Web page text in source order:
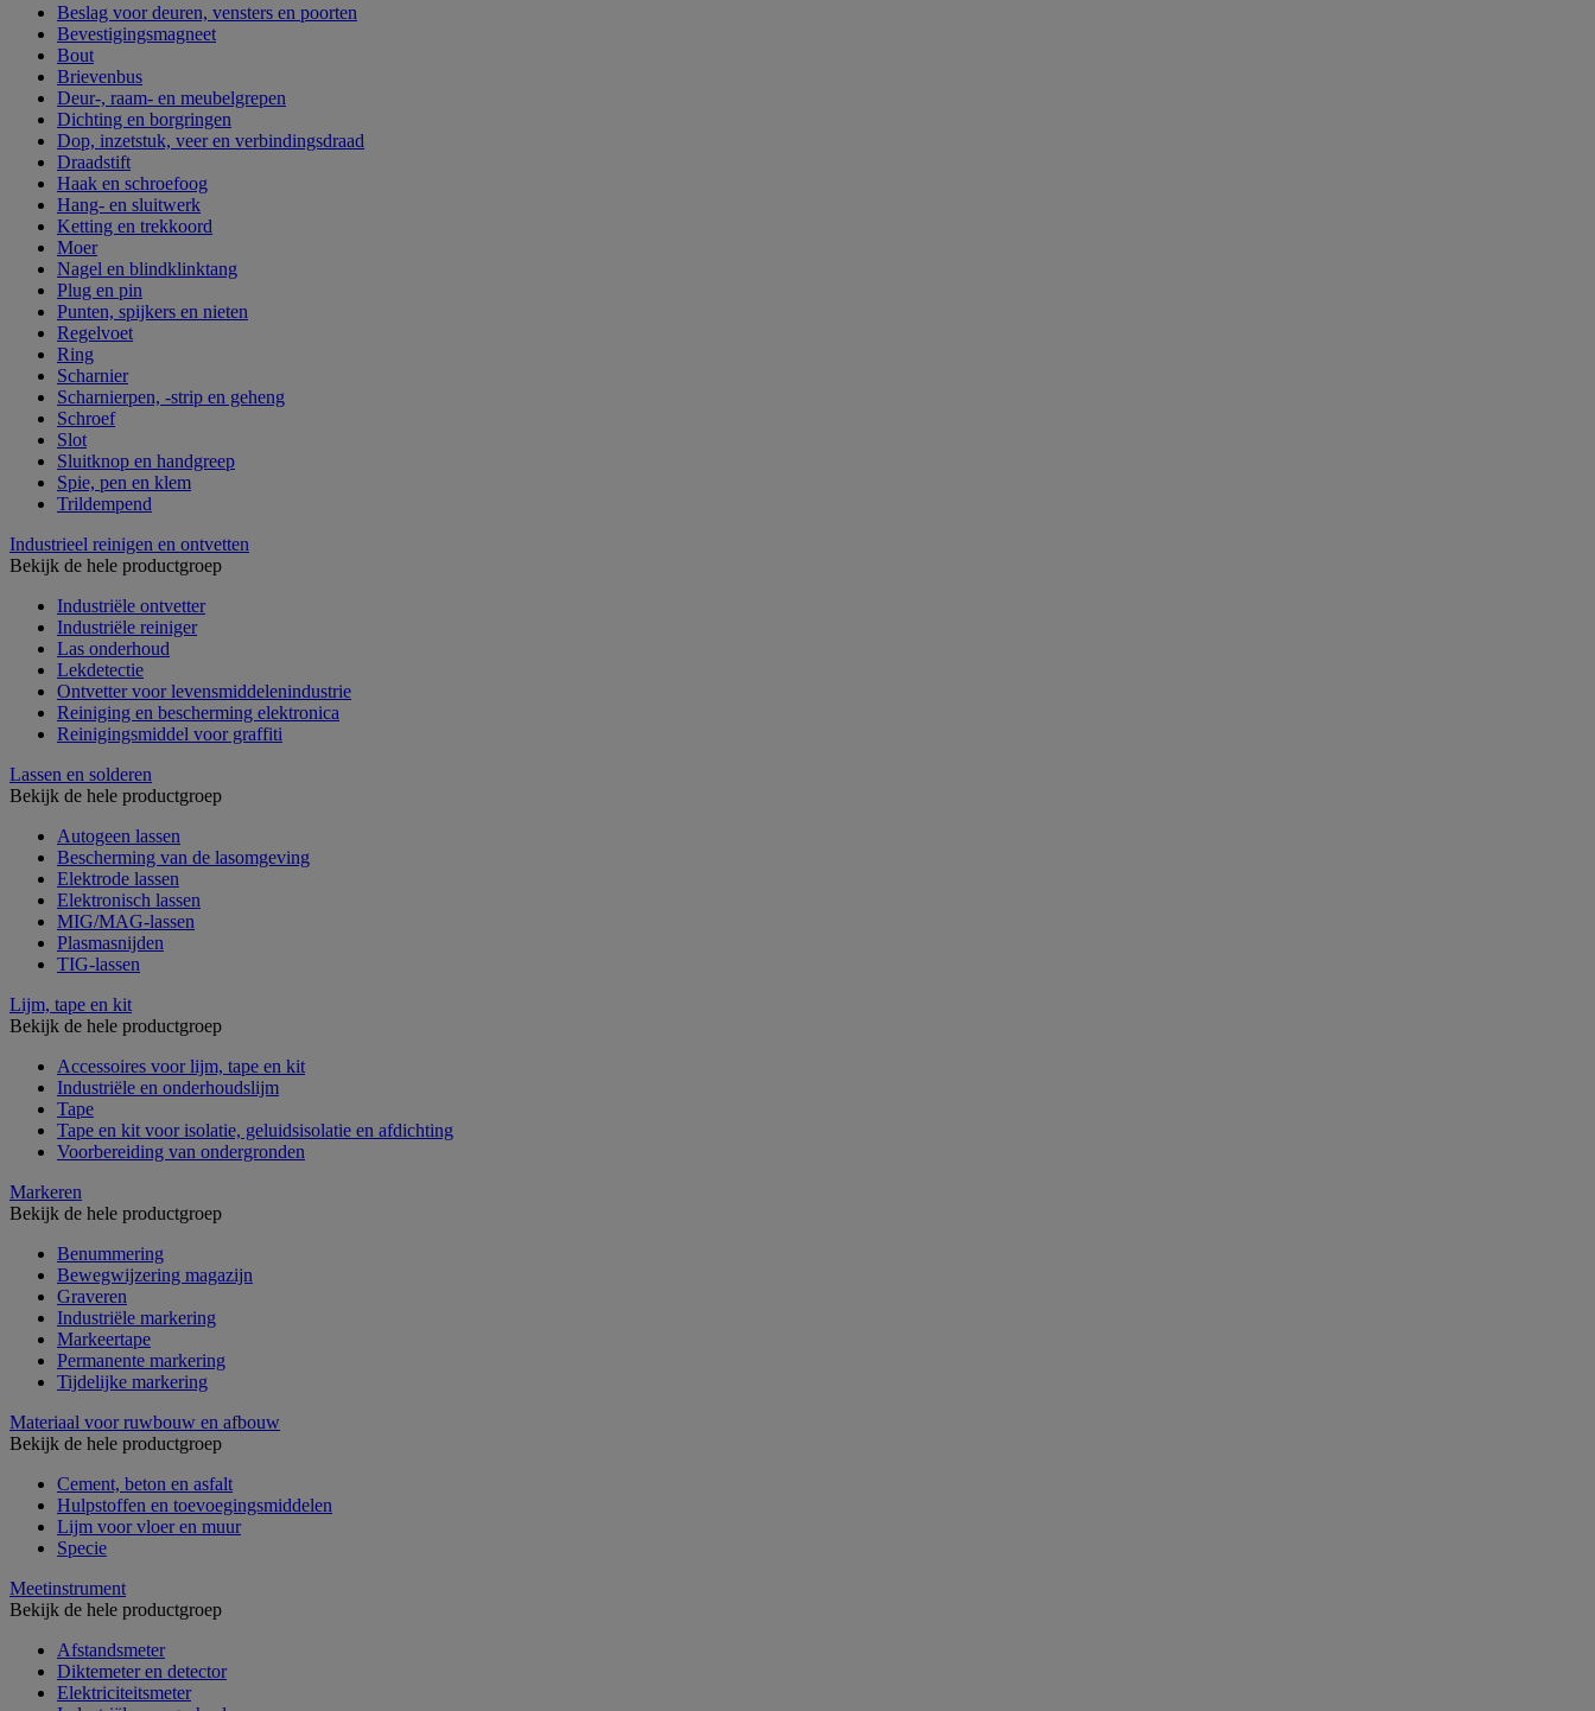
Beslag voor deuren, vensters en poorten
Bevestigingsmagneet
Bout
Brievenbus
Deur-, raam- en meubelgrepen
Dichting en borgringen
Dop, inzetstuk, veer en verbindingsdraad
Draadstift
Haak en schroefoog
Hang- en sluitwerk
Ketting en trekkoord
Moer
Nagel en blindklinktang
Plug en pin
Punten, spijkers en nieten
Regelvoet
Ring
Scharnier
Scharnierpen, -strip en geheng
Schroef
Slot
Sluitknop en handgreep
Spie, pen en klem
Trildempend
Industrieel reinigen en ontvetten
Bekijk de hele productgroep
Industriële ontvetter
Industriële reiniger
Las onderhoud
Lekdetectie
Ontvetter voor levensmiddelenindustrie
Reiniging en bescherming elektronica
Reinigingsmiddel voor graffiti
Lassen en solderen
Bekijk de hele productgroep
Autogeen lassen
Bescherming van de lasomgeving
Elektrode lassen
Elektronisch lassen
MIG/MAG-lassen
Plasmasnijden
TIG-lassen
Lijm, tape en kit
Bekijk de hele productgroep
Accessoires voor lijm, tape en kit
Industriële en onderhoudslijm
Tape
Tape en kit voor isolatie, geluidsisolatie en afdichting
Voorbereiding van ondergronden
Markeren
Bekijk de hele productgroep
Benummering
Bewegwijzering magazijn
Graveren
Industriële markering
Markeertape
Permanente markering
Tijdelijke markering
Materiaal voor ruwbouw en afbouw
Bekijk de hele productgroep
Cement, beton en asfalt
Hulpstoffen en toevoegingsmiddelen
Lijm voor vloer en muur
Specie
Meetinstrument
Bekijk de hele productgroep
Afstandsmeter
Diktemeter en detector
Elektriciteitsmeter